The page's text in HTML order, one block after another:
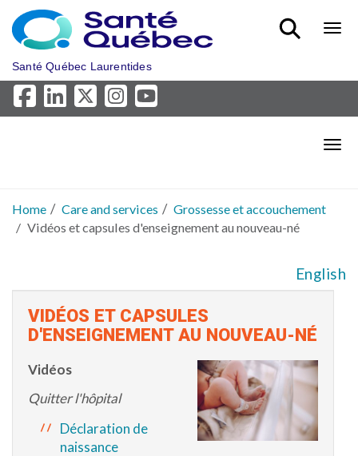
Skip to main content
Santé Québec Laurentides
Home Care and services
Grossesse et accouchement
Vidéos et capsules d'enseignement au nouveau-né
English
VIDÉOS ET CAPSULES
D'ENSEIGNEMENT AU NOUVEAU-NÉ
Vidéos
Quitter l'hôpital
Déclaration de
naissance